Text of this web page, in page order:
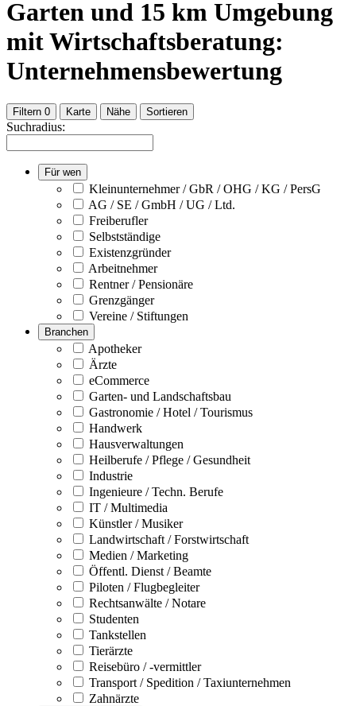
Garten und 15 km Umgebung
mit Wirtschaftsberatung:
Unternehmensbewertung
Filtern 0 Karte Nähe Sortieren
Suchradius:
Für wen
Kleinunternehmer / GbR / OHG / KG / PersG
AG / SE / GmbH / UG / Ltd.
Freiberufler
Selbstständige
Existenzgründer
Arbeitnehmer
Rentner / Pensionäre
Grenzgänger
Vereine / Stiftungen
Branchen
Apotheker
Ärzte
eCommerce
Garten- und Landschaftsbau
Gastronomie / Hotel / Tourismus
Handwerk
Hausverwaltungen
Heilberufe / Pflege / Gesundheit
Industrie
Ingenieure / Techn. Berufe
IT / Multimedia
Künstler / Musiker
Landwirtschaft / Forstwirtschaft
Medien / Marketing
Öffentl. Dienst / Beamte
Piloten / Flugbegleiter
Rechtsanwälte / Notare
Studenten
Tankstellen
Tierärzte
Reisebüro / -vermittler
Transport / Spedition / Taxiunternehmen
Zahnärzte